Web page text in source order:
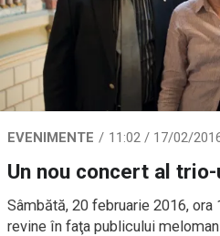
EVENIMENTE 11:02 / 17/02/
Un nou concert al trio-
Sâmbătă, 20 februarie 2016, ora
revine în faţa publicului